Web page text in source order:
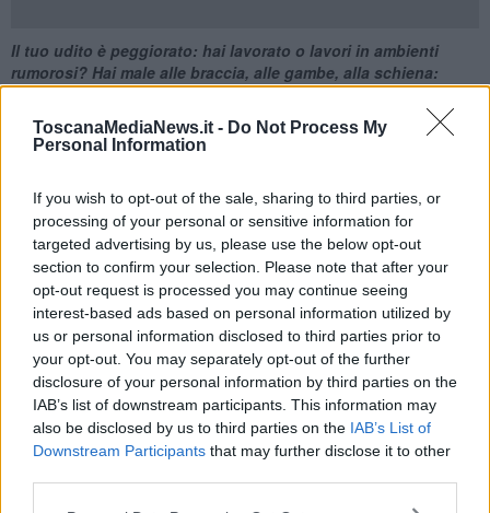
ToscanaMediaNews.it - Do Not Process My
Personal Information
If you wish to opt-out of the sale, sharing to third parties, or
processing of your personal or sensitive information for
targeted advertising by us, please use the below opt-out
section to confirm your selection. Please note that after your
opt-out request is processed you may continue seeing
interest-based ads based on personal information utilized by
us or personal information disclosed to third parties prior to
your opt-out. You may separately opt-out of the further
disclosure of your personal information by third parties on the
IAB’s list of downstream participants. This information may
also be disclosed by us to third parties on the IAB’s List of
Downstream Participants that may further disclose it to other
Il tuo udito è peggiorato: hai lavorato o lavori in ambienti
rumorosi? Hai male alle braccia, alle gambe, alla schiena:
svolgi lavori usuranti? Soffri di forme allergiche: lavori o hai
lavorato a contatto con polvere e prodotti chimici o con
esposizione prolungata al sole? Sono alcune delle domande
monitorare il loro stato di salute e individuare in modo tempestivo
eventuali patologie causate dall’attività svolta.
“L’operazione parte dalla consapevolezza che la pratica agricola –
spiega Aurel Rrapaj, Direttore Provinciale INAC (Istituto nazionale
assistenza cittadini) di Arezzo – è un’attività non esente da rischi
per la salute dei lavoratori. Anzi! Nonostante l’adozione dei
necessari dispositivi e di comportamenti adeguati, è uno dei
comparti in cui si registra con maggiore frequenza l’insorgenza di
patologie professionali. L’uso degli antiparassitari, l’esposizione alle
intemperie, l’assunzione di posture incongrue sono tra le principali
cause di danni più o meno gravi, che è bene verificare e
valutare”. Nasce da questa consapevolezza, il monitoraggio dello